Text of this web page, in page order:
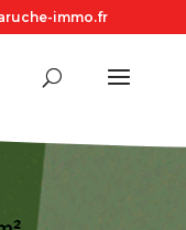
immo.fr